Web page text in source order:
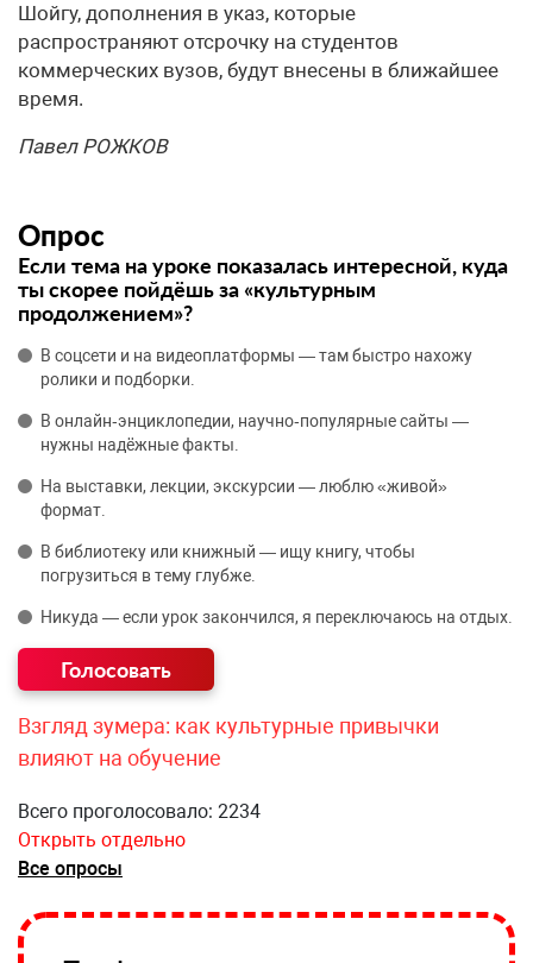
Шойгу, дополнения в указ, которые
распространяют отсрочку на студентов
коммерческих вузов, будут внесены в ближайшее
время.
Павел РОЖКОВ
Опрос
Если тема на уроке показалась интересной, куда
ты скорее пойдёшь за «культурным
продолжением»?
В соцсети и на видеоплатформы — там быстро нахожу
ролики и подборки.
В онлайн‑энциклопедии, научно‑популярные сайты —
нужны надёжные факты.
На выставки, лекции, экскурсии — люблю «живой»
формат.
В библиотеку или книжный — ищу книгу, чтобы
погрузиться в тему глубже.
Никуда — если урок закончился, я переключаюсь на отдых.
Взгляд зумера: как культурные привычки
влияют на обучение
Всего проголосовало: 2234
Открыть отдельно
Все опросы